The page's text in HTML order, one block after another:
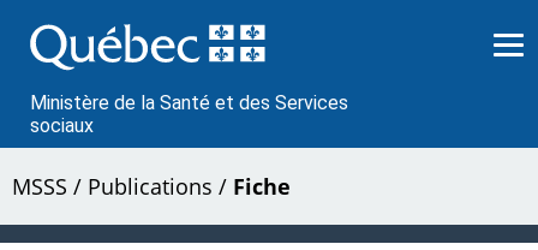
au
contenu
Ministère de la Santé et des Services
sociaux
MSSS / Publications / Fiche